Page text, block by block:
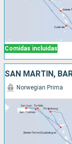
Comidas incluidas
SAN MARTÍN,
Norwegian Prima